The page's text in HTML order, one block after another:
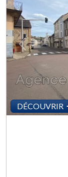
Previous
DÉCOUVRIR